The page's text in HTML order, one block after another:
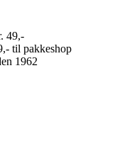
49,-
til pakkeshop
1962